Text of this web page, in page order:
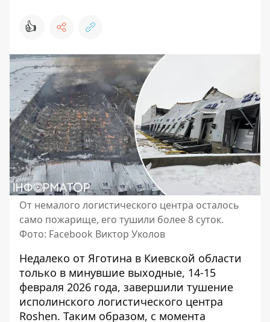
👍
От немалого логистического центра осталось
само пожарище, его тушили более 8 суток.
Фото: Facebook Виктор Уколов
Недалеко от Яготина в Киевской области
только в минувшие выходные, 14-15
февраля 2026 года, завершили тушение
исполинского логистического центра
Roshen. Таким образом, с момента